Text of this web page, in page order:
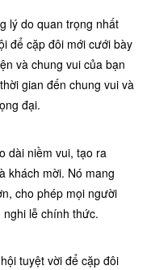
lý do quan trọng nhất
để cặp đôi mới cưới bày
và chung vui của bạn
gian đến chung vui và
đại.
dài niềm vui, tạo ra
khách mời. Nó mang
cho phép mọi người
lễ chính thức.
tuyệt vời để cặp đôi